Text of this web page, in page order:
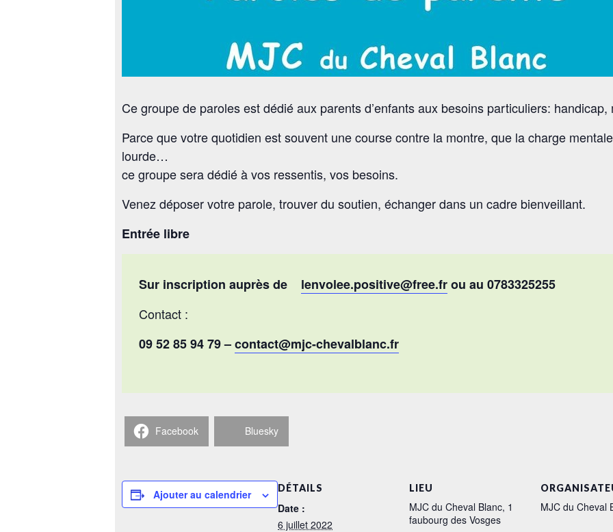
Ce groupe de paroles est dédié aux parents d’enfants aux besoins particuliers:
Parce que votre quotidien est souvent une course contre la montre, que la charge
lourde…
ce groupe sera dédié à vos ressentis, vos besoins.
Venez déposer votre parole, trouver du soutien, échanger dans un cadre bienveillant.
Entrée libre
Sur inscription auprès de lenvolee.positive@free.frou au 0783325255
Contact :
09 52 85 94 79 –contact@mjc-chevalblanc.fr
Facebook Bluesky
Ajouter au calendrier DÉTAILS
Date :
6 juillet 2022
LIEU
MJC du Cheval Blanc, 1
faubourg des Vosges
MJC du Cheval